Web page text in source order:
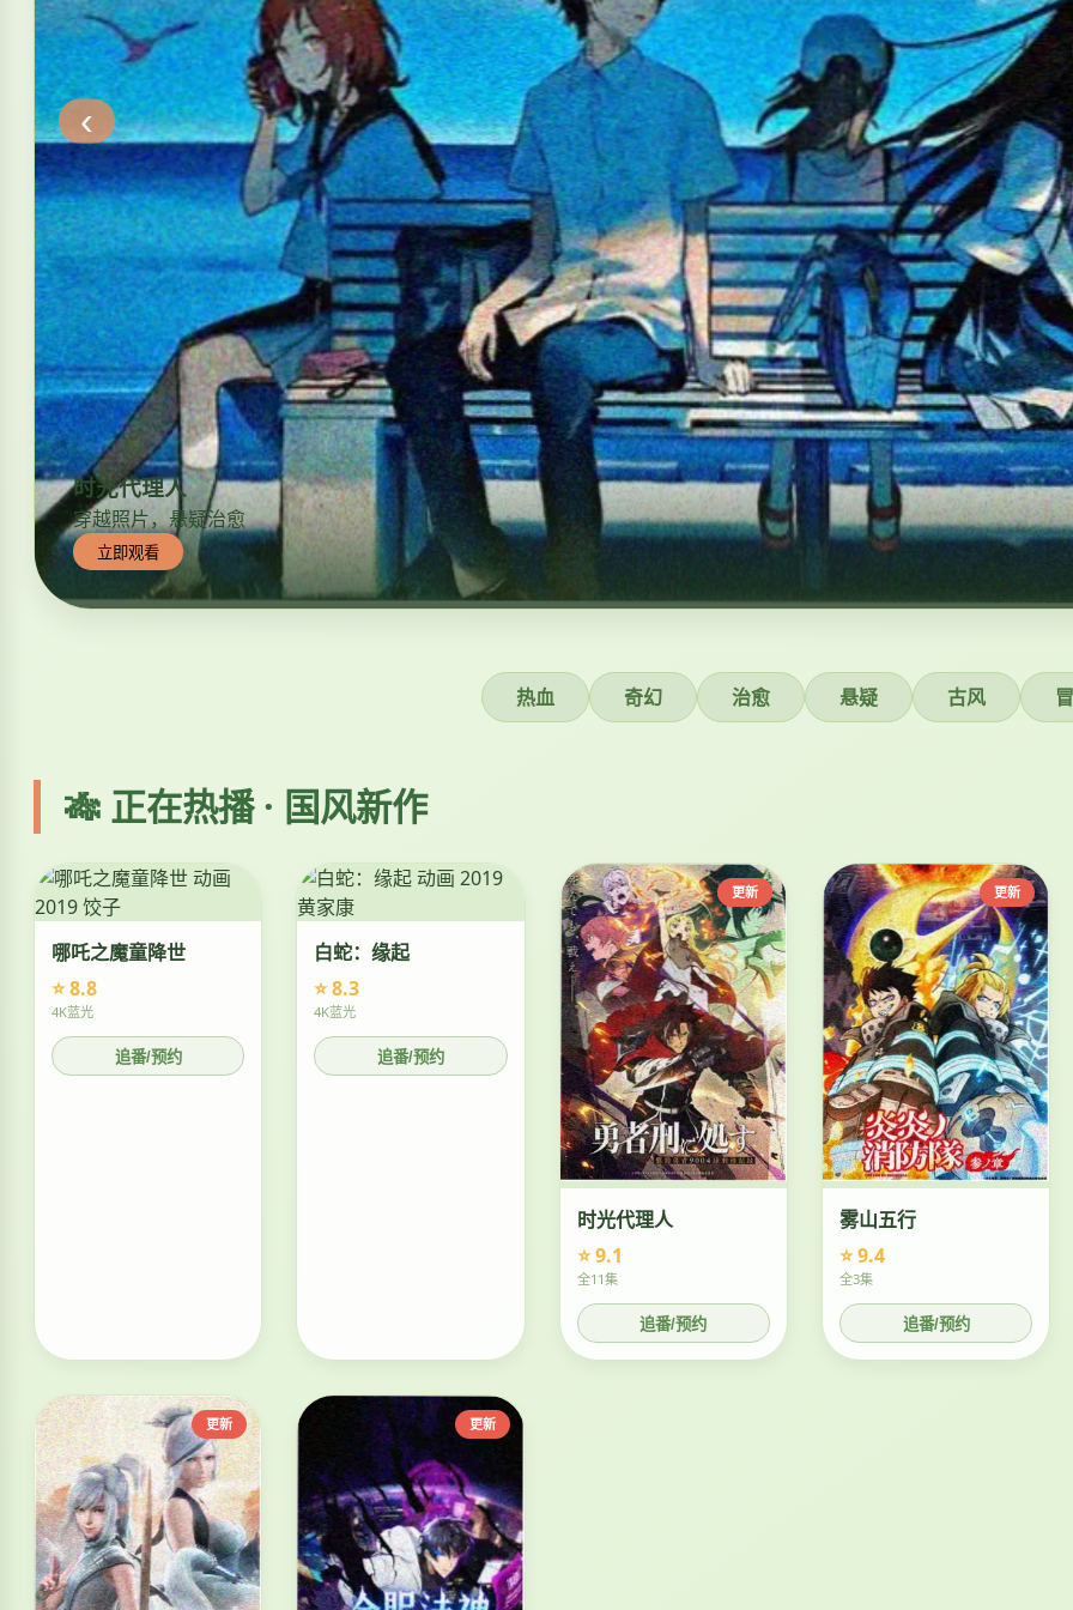
时光代理人
穿越照片，悬疑治愈
立即观看
‹
热血 奇幻 治愈 悬疑 古风
🎋 正在热播 · 国风新作
哪吒之魔童降世
⭐ 8.8
4K蓝光
追番/预约
白蛇：缘起
⭐ 8.3
4K蓝光
追番/预约
更新
时光代理人
⭐ 9.1
全11集
追番/预约
更新
雾山五行
⭐ 9.4
全3集
追番/预约
更新 更新